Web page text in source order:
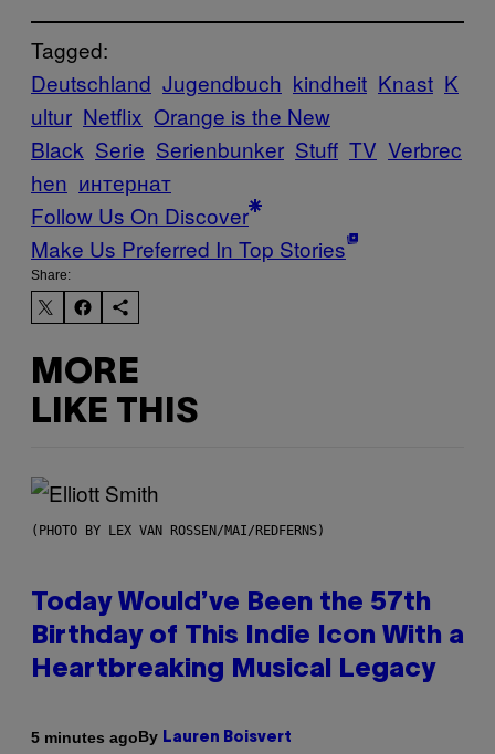
Tagged:
Deutschland Jugendbuch kindheit Knast K
ultur Netflix Orange is the New
Black Serie Serienbunker Stuff TV Verbrec
hen интернат
Follow Us On Discover
Make Us Preferred In Top Stories
Share:
MORE
LIKE THIS
(PHOTO BY LEX VAN ROSSEN/MAI/REDFERNS)
Today Would’ve Been the 57th
Birthday of This Indie Icon With a
Heartbreaking Musical Legacy
5 minutes agoBy Lauren Boisvert